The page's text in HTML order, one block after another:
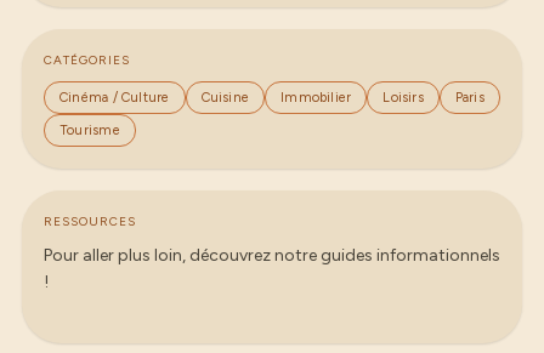
CATÉGORIES
Cinéma / Culture Cuisine Immobilier Loisirs Paris
Tourisme
RESSOURCES
Pour aller plus loin, découvrez notre guides informationnels
!